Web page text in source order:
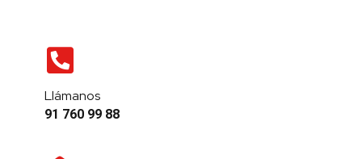
Llámanos
91 760 99 88